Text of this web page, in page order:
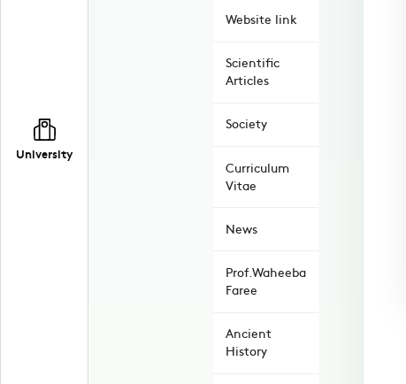
University
Website link
Scientific
Articles
Society
Curriculum
Vitae
News
Prof.Waheeba
Faree
Ancient
History